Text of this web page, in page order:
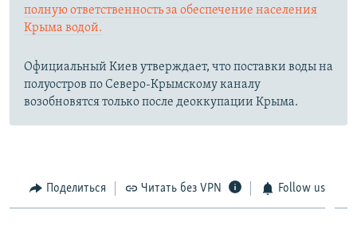
полную ответственность за обеспечение населения
Крыма водой.
Официальный Киев утверждает, что поставки воды на
полуостров по Северо-Крымскому каналу
возобновятся только после деоккупации Крыма.
Поделиться Читать без VPN Follow us